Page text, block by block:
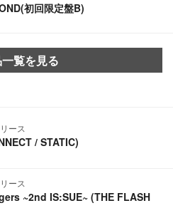
初回限定盤B)
覧を見る
ース
/ STATIC)
ース
~2nd IS:SUE~ (THE FLASH